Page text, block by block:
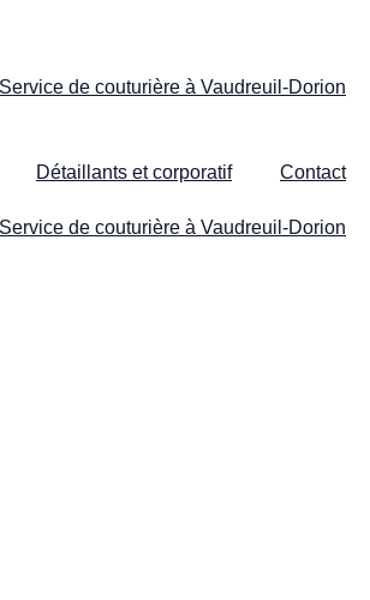
Service de couturière à Vaudreuil-Dorion
Détaillants et corporatif Contact
Service de couturière à Vaudreuil-Dorion